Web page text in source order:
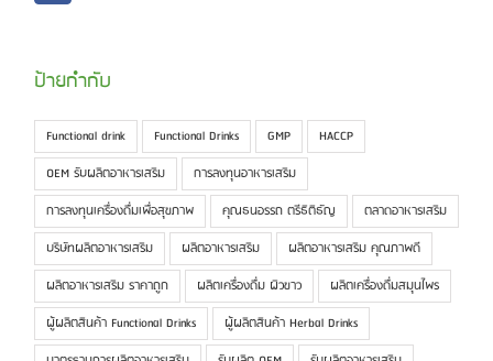
ป้ายกำกับ
Functional drink Functional Drinks GMP
HACCP
OEM รับผลิตอาหารเสริม
การลงทุนอาหารเสริม
การลงทุนเครื่องดื่มเพื่อสุขภาพ
คุณธนอรรถ ตรีธิติธัญ
ตลาดอาหารเสริม
บริษัทผลิตอาหารเสริม
ผลิตอาหารเสริม
ผลิตอาหารเสริม คุณภาพดี
ผลิตอาหารเสริม ราคาถูก
ผลิตเครื่องดื่ม ผิวขาว
ผลิตเครื่องดื่มสมุนไพร
ผู้ผลิตสินค้า Functional Drinks
ผู้ผลิตสินค้า Herbal Drinks